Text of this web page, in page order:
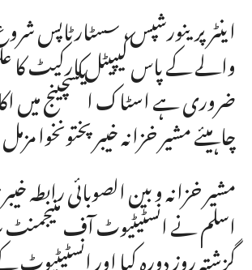
اینٹرپرینورشپس، سسٹارٹاپس
والے کے پاس کیپیٹل مارکیٹ کا
ضروری ہے اسٹاک ایکسچینج میں
چاہیئے مشیر خزانہ خیبرپختونخوا
مشیر خزانہ و بین الصوبائی رابطہ
اسلم نے انسٹیٹیوٹ آف منیجمنٹ
گزشتہ روز دورہ کیا اور انسٹیٹیوٹ